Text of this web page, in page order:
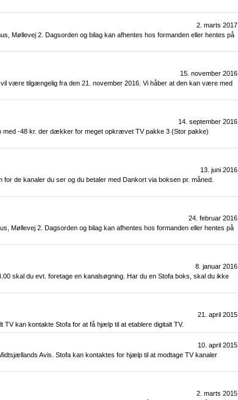
2. marts 2017
Møllevej 2. Dagsorden og bilag kan afhentes hos formanden eller hentes på
15. november 2016
være tilgængelig fra den 21. november 2016. Vi håber at den kan være med
14. september 2016
med -48 kr. der dækker for meget opkrævet TV pakke 3 (Stor pakke)
13. juni 2016
de kanaler du ser og du betaler med Dankort via boksen pr. måned.
24. februar 2016
Møllevej 2. Dagsorden og bilag kan afhentes hos formanden eller hentes på
8. januar 2016
skal du evt. foretage en kanalsøgning. Har du en Stofa boks, skal du ikke
21. april 2015
kan kontakte Stofa for at få hjælp til at etablere digitalt TV.
10. april 2015
Avis. Stofa kan kontaktes for hjælp til at modtage TV kanaler
2. marts 2015